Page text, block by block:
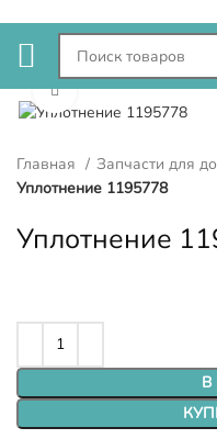
Нажмите, чтобы
Главная
Запчасти для
Уплотнение 1195778
Уплотнение
В